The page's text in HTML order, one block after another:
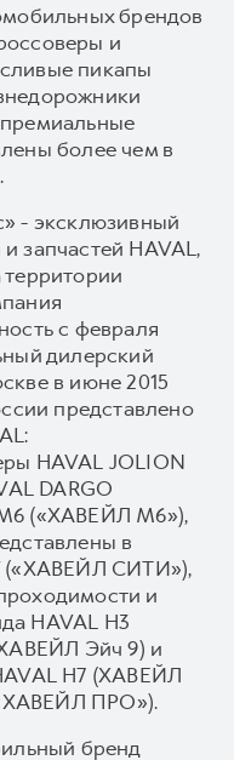
брендов
и
пикапы
более чем в
- эксклюзивный
запчастей HAVAL,
территории
с февраля
дилерский
в июне 2015
представлено
HAVAL JOLION
DARGO
(«ХАВЕЙЛ M6»),
в
(«ХАВЕЙЛ СИТИ»),
и
HAVAL H3
Эйч 9) и
H7 (ХАВЕЙЛ
ПРО»).
бренд